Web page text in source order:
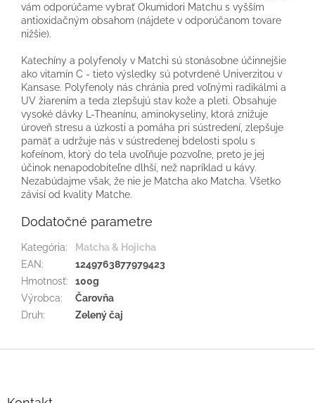
vám odporúčame vybrať Okumidori Matchu s vyšším
antioxidačným obsahom (nájdete v odporúčanom tovare
nižšie).
Katechíny a polyfenoly v Matchi sú stonásobne účinnejšie
ako vitamín C - tieto výsledky sú potvrdené Univerzitou v
Kansase. Polyfenoly nás chránia pred voľnými radikálmi a
UV žiarením a teda zlepšujú stav kože a pleti. Obsahuje
vysoké dávky L-Theanínu, aminokyseliny, ktorá znižuje
úroveň stresu a úzkosti a pomáha pri sústredení, zlepšuje
pamäť a udržuje nás v sústredenej bdelosti spolu s
kofeínom, ktorý do tela uvoľňuje pozvoľne, preto je jej
účinok nenapodobiteľne dlhší, než napríklad u kávy.
Nezabúdajme však, že nie je Matcha ako Matcha. Všetko
závisí od kvality Matche.
Dodatočné parametre
Kategória:
Matcha & Hojicha
EAN:
1249763877979423
Hmotnosť:
100g
Výrobca:
Čarovňa
Druh: Zelený čaj